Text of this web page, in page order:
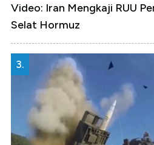
Video: Iran Mengkaji RUU
Selat Hormuz
3.